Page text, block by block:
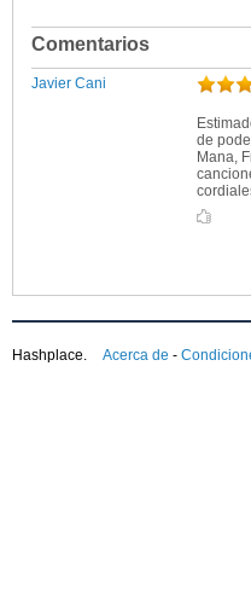
Comentarios
Javier Cani
de
Mana,
Hashplace. Acerca de -